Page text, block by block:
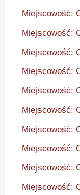
Miejscowość:
Miejscowość:
Miejscowość:
Miejscowość:
Miejscowość:
Miejscowość:
Miejscowość:
Miejscowość:
Miejscowość:
Miejscowość: